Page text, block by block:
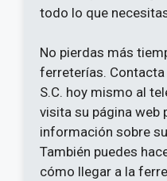
todo lo que
No pierdas más
ferreterías. Contacta
S.C. hoy mismo al
visita su página web
información sobre
También puedes
cómo llegar a la